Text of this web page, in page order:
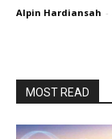
Alpin Hardiansah -
MOST READ